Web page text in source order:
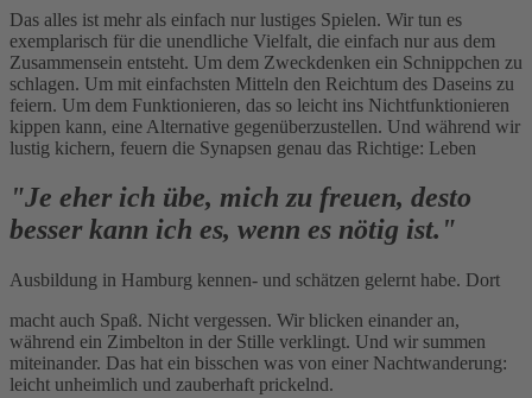
Das alles ist mehr als einfach nur lustiges Spielen. Wir tun es
exemplarisch für die unendliche Vielfalt, die einfach nur aus dem
Zusammensein entsteht. Um dem Zweckdenken ein Schnippchen zu
schlagen. Um mit einfachsten Mitteln den Reichtum des Daseins zu
feiern. Um dem Funktionieren, das so leicht ins Nichtfunktionieren
kippen kann, eine Alternative gegenüberzustellen. Und während wir
lustig kichern, feuern die Synapsen genau das Richtige: Leben
"Je eher ich übe, mich zu freuen, desto
besser kann ich es, wenn es nötig ist."
Ausbildung in Hamburg kennen- und schätzen gelernt habe. Dort
macht auch Spaß. Nicht vergessen. Wir blicken einander an,
während ein Zimbelton in der Stille verklingt. Und wir summen
miteinander. Das hat ein bisschen was von einer Nachtwanderung:
leicht unheimlich und zauberhaft prickelnd.